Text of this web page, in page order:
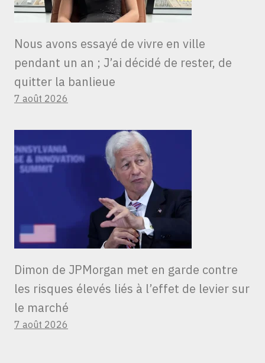
Nous avons essayé de vivre en ville
pendant un an ; J’ai décidé de rester, de
quitter la banlieue
7 août 2026
Dimon de JPMorgan met en garde contre
les risques élevés liés à l’effet de levier sur
le marché
7 août 2026